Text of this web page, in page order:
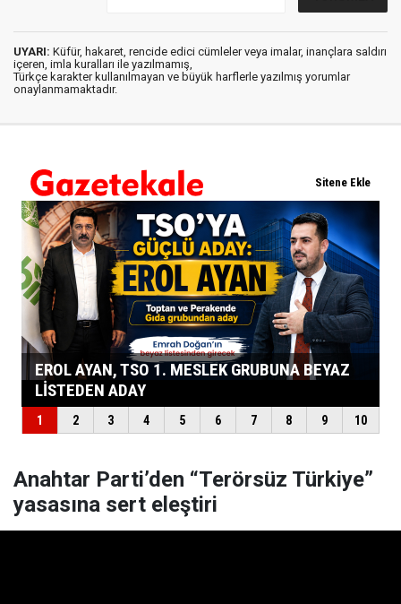
UYARI: Küfür, hakaret, rencide edici cümleler veya imalar, inançlara saldırı
içeren, imla kuralları ile yazılmamış,
Türkçe karakter kullanılmayan ve büyük harflerle yazılmış yorumlar
onaylanmamaktadır.
Anahtar Parti’den “Terörsüz Türkiye”
yasasına sert eleştiri